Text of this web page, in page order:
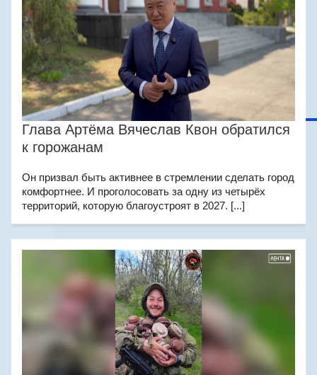
Глава Артёма Вячеслав Квон обратился
к горожанам
Он призвал быть активнее в стремлении сделать город
комфортнее. И проголосовать за одну из четырёх
территорий, которую благоустроят в 2027. [...]